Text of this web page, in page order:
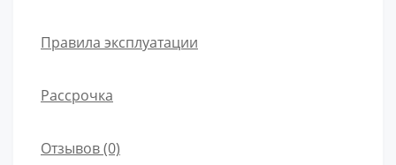
Правила эксплуатации
Рассрочка
Отзывов (0)